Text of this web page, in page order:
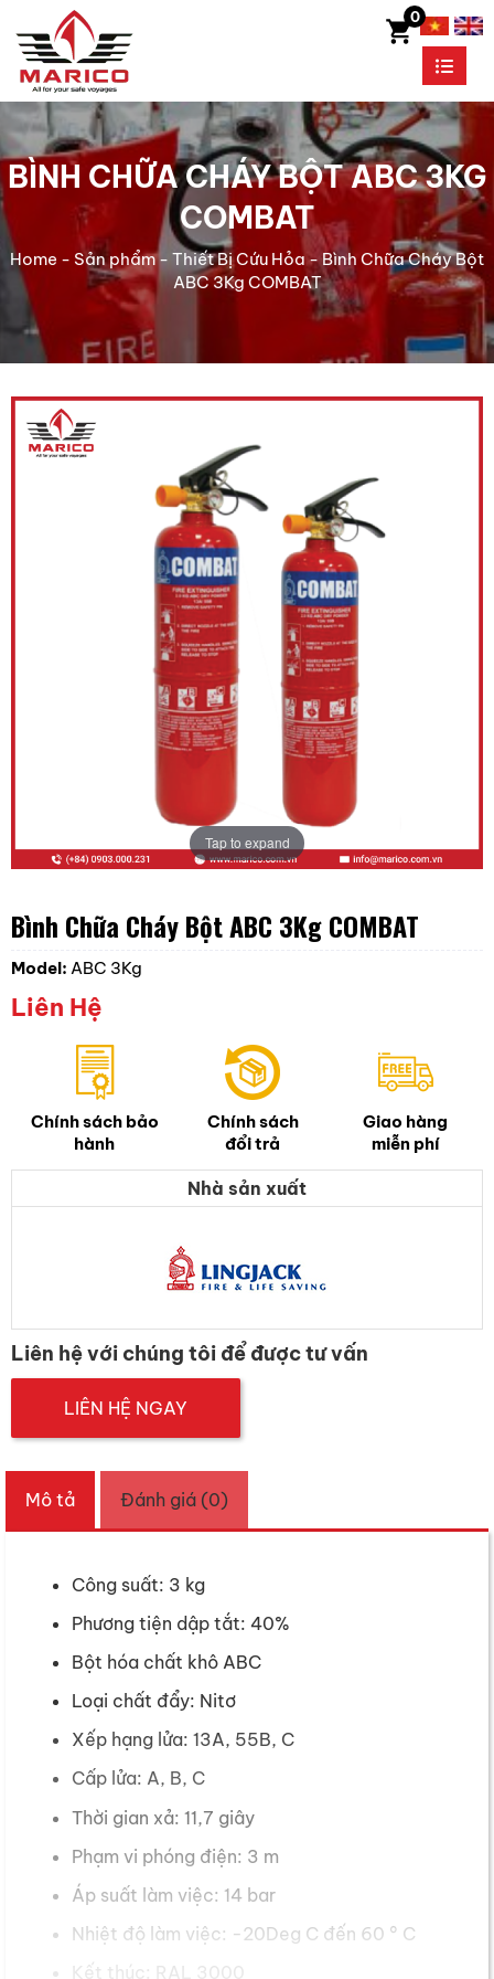
0
BÌNH CHỮA CHÁY BỘT ABC 3KG
COMBAT
Home - Sản phẩm- Thiết Bị Cứu Hỏa-Bình Chữa Cháy Bột
ABC 3Kg COMBAT
Tap to expand
Bình Chữa Cháy Bột ABC 3Kg COMBAT
Model: ABC 3Kg
Liên Hệ
Chính sách bảo
hành
Chính sách
đổi trả
Giao hàng
miễn phí
Nhà sản xuất
Liên hệ với chúng tôi để được tư vấn
LIÊN HỆ NGAY
Mô tả Đánh giá (0)
Công suất: 3 kg
Phương tiện dập tắt: 40%
Bột hóa chất khô ABC
Loại chất đẩy: Nitơ
Xếp hạng lửa: 13A, 55B, C
Cấp lửa: A, B, C
Thời gian xả: 11,7 giây
Phạm vi phóng điện: 3 m
Áp suất làm việc: 14 bar
Nhiệt độ làm việc: -20Deg C đến 60 ° C
Kết thúc: RAL 3000